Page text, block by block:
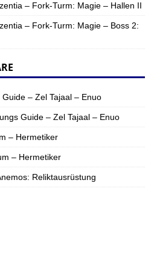
– Fork-Turm: Magie – Hallen II
– Fork-Turm: Magie – Boss 2:
– Zel Tajaal – Enuo
Guide – Zel Tajaal – Enuo
– Hermetiker
– Hermetiker
Reliktausrüstung